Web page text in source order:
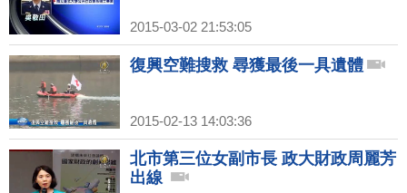
2015-03-02 21:53:05
復興空難搜救 尋獲最後一具遺體
2015-02-13 14:03:36
北市第三位女副市長 政大財政周麗芳
出線